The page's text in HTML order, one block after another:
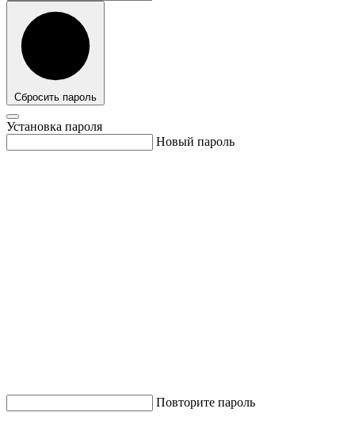
Сбросить пароль
Установка пароля
Новый пароль
Повторите пароль